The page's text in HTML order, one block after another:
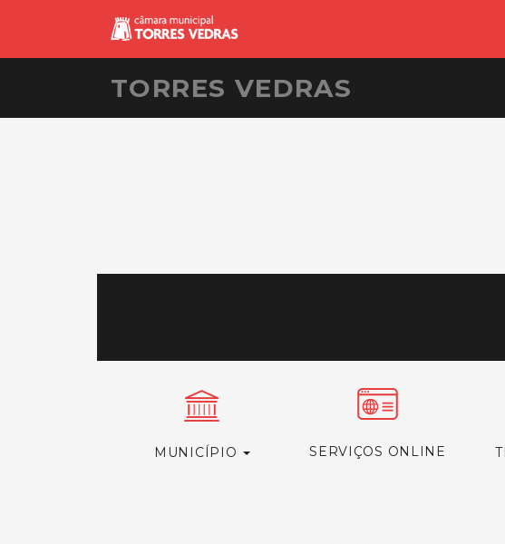
TORRES VEDRAS
MUNICÍPIO SERVIÇOS ONLINE